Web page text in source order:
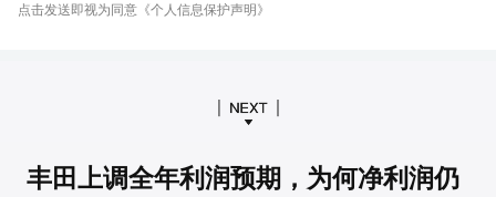
点击发送即视为同意《个人信息保护声明》
丰田上调全年利润预期，为何净利润仍